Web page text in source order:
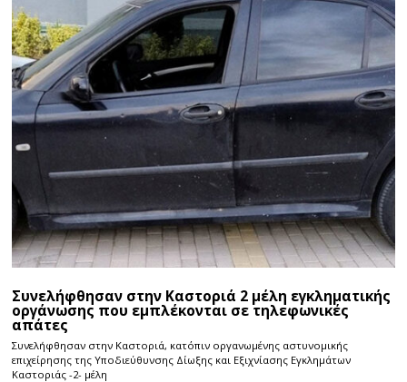
Συνελήφθησαν στην Καστοριά 2 μέλη εγκληματικής
οργάνωσης που εμπλέκονται σε τηλεφωνικές
απάτες
Συνελήφθησαν στην Καστοριά, κατόπιν οργανωμένης αστυνομικής
επιχείρησης της Υποδιεύθυνσης Δίωξης και Εξιχνίασης Εγκλημάτων
Καστοριάς -2- μέλη